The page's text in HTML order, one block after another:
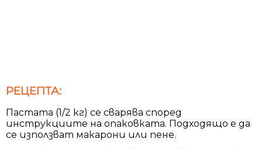
РЕЦЕПТА:
Пастата (1/2 кг) се сварява според
инструкциите на опаковката. Подходящо е да
се използват макарони или пене.